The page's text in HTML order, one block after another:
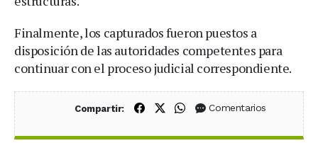
Finalmente, los capturados fueron puestos a
disposición de las autoridades competentes para
continuar con el proceso judicial correspondiente.
Compartir: Compartir en Facebook
Compartir en X (Twitter)
Compartir en WhatsApp
Comentarios